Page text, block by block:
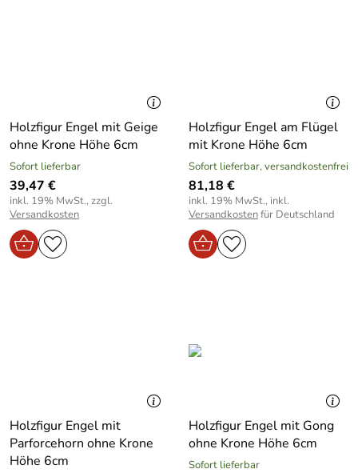
Holzfigur Engel mit Geige
ohne Krone Höhe 6cm
Sofort lieferbar
39,47 €
inkl. 19% MwSt., zzgl.
Versandkosten
Holzfigur Engel am Flügel
mit Krone Höhe 6cm
Sofort lieferbar, versandkostenfrei
81,18 €
inkl. 19% MwSt., inkl.
Versandkostenfür Deutschland
Holzfigur Engel mit
Parforcehorn ohne Krone
Höhe 6cm
Holzfigur Engel mit Gong
ohne Krone Höhe 6cm
Sofort lieferbar